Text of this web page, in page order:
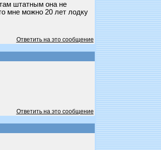
штатным она не
мне можно 20 лет лодку
Ответить на это сообщение
Ответить на это сообщение